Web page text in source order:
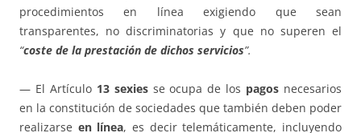
procedimientos en línea exigiendo que sean
transparentes, no discriminatorias y que no superen el
“coste de la prestación de dichos servicios”.
— El Artículo 13 sexiesse ocupa de los pagos necesarios
en la constitución de sociedades que también deben poder
realizarse en línea, es decir telemáticamente, incluyendo